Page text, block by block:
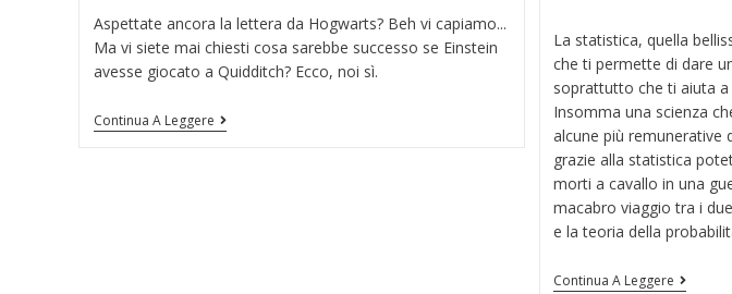
Aspettate ancora la lettera da Hogwarts? Beh vi capiamo...
Ma vi siete mai chiesti cosa sarebbe successo se Einstein
avesse giocato a Quidditch? Ecco, noi sì.
Continua A Leggere
La statistica, quella
che ti permette di dare
soprattutto che ti aiuta a
Insomma una scienza
alcune più remunerative
grazie alla statistica
morti a cavallo in una
macabro viaggio tra i
e la teoria della
Continua A Leggere